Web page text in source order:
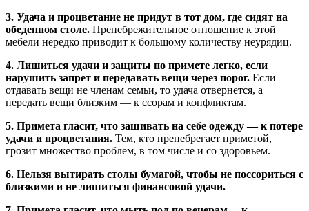
3. Удача и процветание не придут в тот дом, где сидят на
обеденном столе. Пренебрежительное отношение к этой
мебели нередко приводит к большому количеству неурядиц.
4. Лишиться удачи и защиты по примете легко, если
нарушить запрет и передавать вещи через порог. Если
отдавать вещи не членам семьи, то удача отвернется, а
передать вещи близким — к ссорам и конфликтам.
5. Примета гласит, что зашивать на себе одежду — к потере
удачи и процветания. Тем, кто пренебрегает приметой,
грозит множество проблем, в том числе и со здоровьем.
6. Нельзя вытирать столы бумагой, чтобы не поссориться с
близкими и не лишиться финансовой удачи.